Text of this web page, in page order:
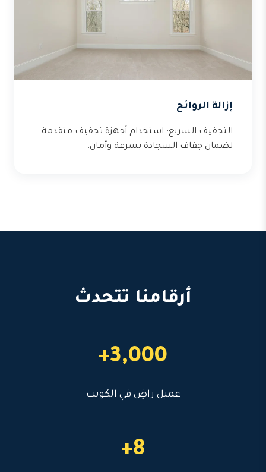
إزالة الروائح
التجفيف السريع: استخدام أجهزة تجفيف متقدمة
لضمان جفاف السجادة بسرعة وأمان.
أرقامنا تتحدث
3,000+
عميل راضٍ في الكويت
8+